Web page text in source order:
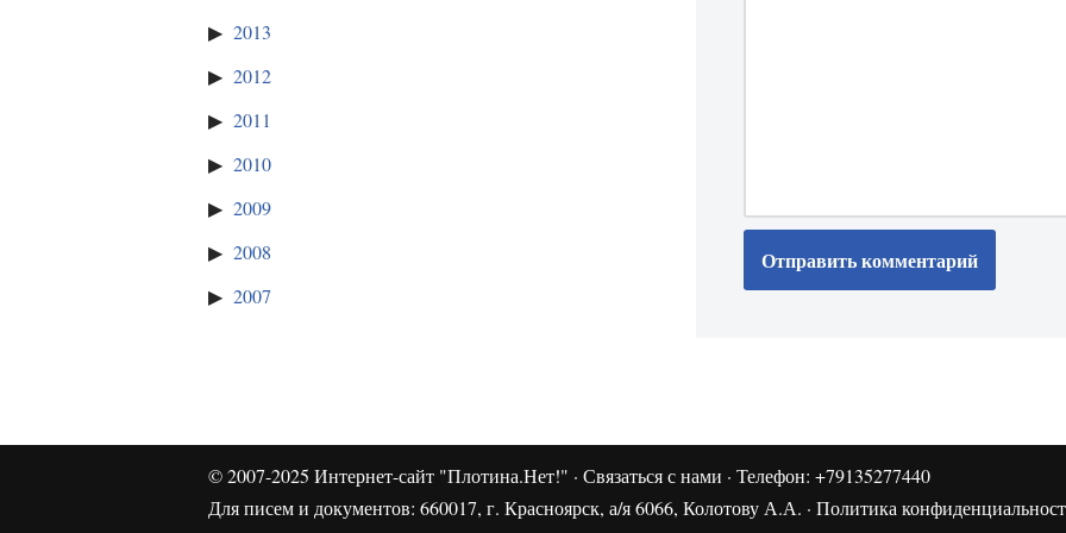
2013
2012
2011
2010
2009
2008
2007
© 2007-2025 Интернет-сайт "Плотина.Нет!" · Связаться с нами · Телефон: +79135277440
Для писем и документов: 660017, г. Красноярск, а/я 6066, Колотову А.А. · Политика